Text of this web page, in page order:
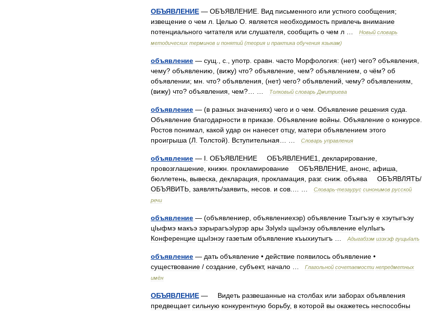
ОБЪЯВЛЕНИЕ — ОБЪЯВЛЕНИЕ Вид письменного или устного сообщения;
извещение о чем л Целью О является необходимость привлечь внимание
потенциального читателя или слушателя сообщить о чем л Новый словарь
методических терминов и понятий (теория и практика обучения языкам)
объявление — сущ с употр сравн часто Морфология: (нет) чего? объявления
чему? объявлению , (вижу) что? объявление чем? объявлением о чём? об
объявлении; мн что? объявления , (нет) чего? объявлений чему? объявлениям
(вижу) что? объявления чем?… … Толковый словарь Дмитриева
объявление — (в разных значениях) чего и о чем Объявление решения суда
Объявление благодарности в приказе Объявление войны Объявление о конкурсе
Ростов понимал какой удар он нанесет отцу, матери объявлением этого
проигрыша (Л Толстой). Вступительная Словарь управления
объявление — I ОБЪЯВЛЕНИЕ ОБЪЯВЛЕНИЕ1 декларирование
провозглашение книжн прокламирование ОБЪЯВЛЕНИЕ анонс афиша
бюллетень вывеска декларация прокламация разг. сниж объява ОБЪЯВЛЯТЬ/
ОБЪЯВИТЬ заявлять/заявить несов и сов Словарь-тезаурус синонимов русской
речи
объявление — (объявлениер объявлениехэр) объявление Тхыгъэу е хэутыгъэу
цIыфмэ макъэ зэрырагъэIурэр ары ЗэIукIэ щыIэнэу объявление еIулIыгъ
Конференцие щыIэнэу газетым объявление къыхиутыгъ Адыгабзэм изэхэф гущыIалъ
объявление — дать объявление • действие появилось объявление •
существование / создание субъект, начало Глагольной сочетаемости непредметных
имён
ОБЪЯВЛЕНИЕ — Видеть развешанные на столбах или заборах объявления
предвещает сильную конкурентную борьбу, в которой вы окажетесь неспособны